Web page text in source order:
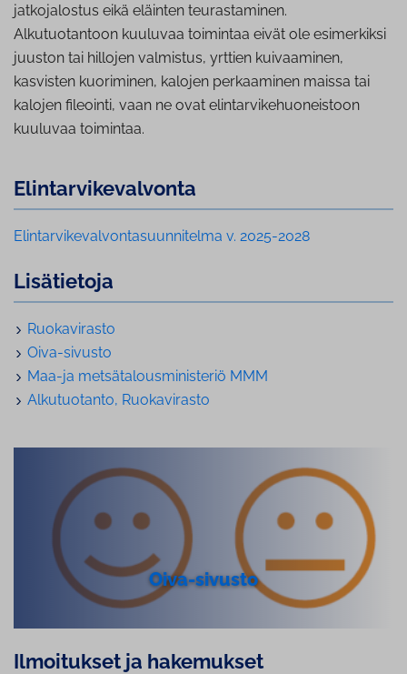
jatkojalostus eikä eläinten teurastaminen.
Alkutuotantoon kuuluvaa toimintaa eivät ole esimerkiksi
juuston tai hillojen valmistus, yrttien kuivaaminen,
kasvisten kuoriminen, kalojen perkaaminen maissa tai
kalojen fileointi, vaan ne ovat elintarvikehuoneistoon
kuuluvaa toimintaa.
Elin­tar­vi­ke­val­von­ta
Elintarvikevalvontasuunnitelma v. 2025-2028
Lisätietoja
Ruo­ka­vi­ras­to
Oiva-sivusto
Maa-ja met­sä­ta­lous­mi­nis­te­riö MMM
Al­ku­tuo­tan­to, Ruo­ka­vi­ras­to
Oiva-sivusto
Ilmoitukset ja hakemukset